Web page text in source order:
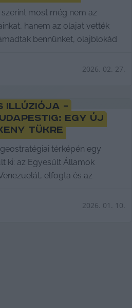
most még nem az
hanem az olajat vették
bennünket, olajblokád
2026. 02. 27.
hamarosan
Illúziója –
Egy új
tükre
térképén egy
ki: az Egyesült Államok
elfogta és az
2026. 01. 10.